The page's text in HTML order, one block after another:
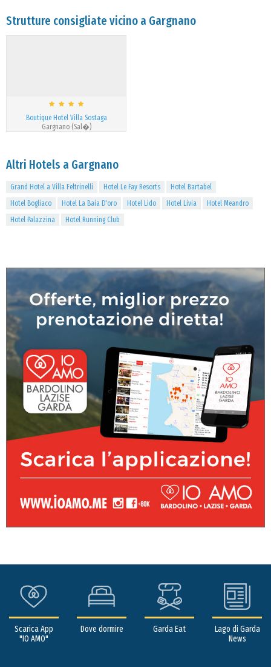
Strutture consigliate vicino a Gargnano
Boutique Hotel Villa Sostaga
Gargnano (Sal�)
Altri Hotels a Gargnano
Grand Hotel a Villa Feltrinelli Hotel Le Fay Resorts
Hotel Bartabel
Hotel Bogliaco
Hotel La Baia D'oro Hotel Lido Hotel Livia
Hotel Meandro
Hotel Palazzina
Hotel Running Club
Scarica App
"IO AMO"
Dove dormire Garda Eat
Lago di Garda
News